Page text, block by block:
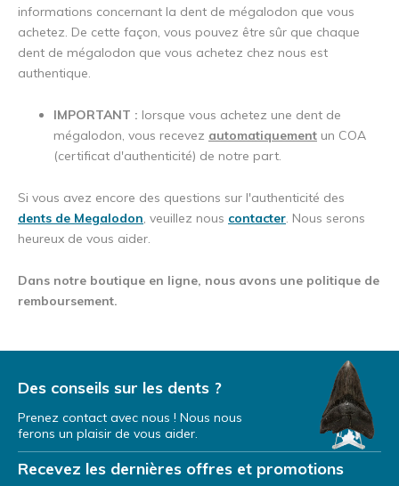
informations concernant la dent de mégalodon que vous
achetez. De cette façon, vous pouvez être sûr que chaque
dent de mégalodon que vous achetez chez nous est
authentique.
IMPORTANT : lorsque vous achetez une dent de
mégalodon, vous recevez automatiquement un COA
(certificat d'authenticité) de notre part.
Si vous avez encore des questions sur l'authenticité des
dents de Megalodon, veuillez nous contacter. Nous serons
heureux de vous aider.
Dans notre boutique en ligne, nous avons une politique de
remboursement.
Des conseils sur les dents ?
Prenez contact avec nous ! Nous nous
ferons un plaisir de vous aider.
Recevez les dernières offres et promotions